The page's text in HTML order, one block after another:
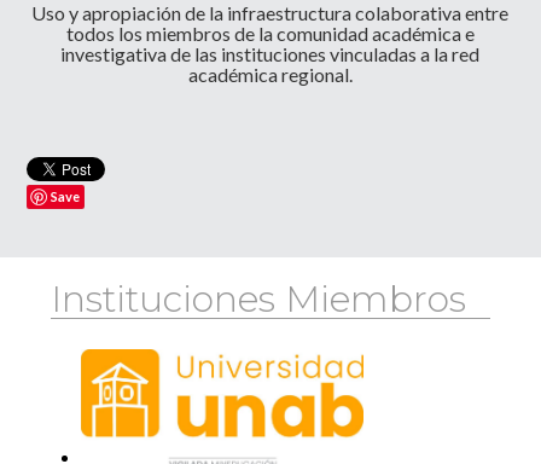
Uso y apropiación de la infraestructura colaborativa entre
todos los miembros de la comunidad académica e
investigativa de las instituciones vinculadas a la red
académica regional.
Save
Instituciones Miembros